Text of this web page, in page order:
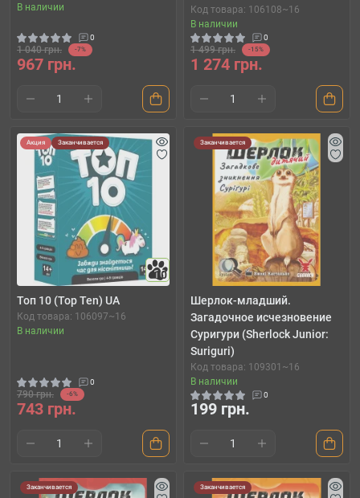
В наличии
0
1 040 грн. -7%
967 грн.
Код товара: 106108~16
В наличии
0
1 499 грн. -15%
1 274 грн.
Акция Заканчивается
10
Топ 10 (Top Ten) UA
Код товара: 106097~16
В наличии
0
790 грн. -6%
743 грн.
Заканчивается
Шерлок-младший.
Загадочное исчезновение
Суригури (Sherlock Junior:
Suriguri)
Код товара: 109301~16
В наличии
0
199 грн.
Заканчивается Заканчивается